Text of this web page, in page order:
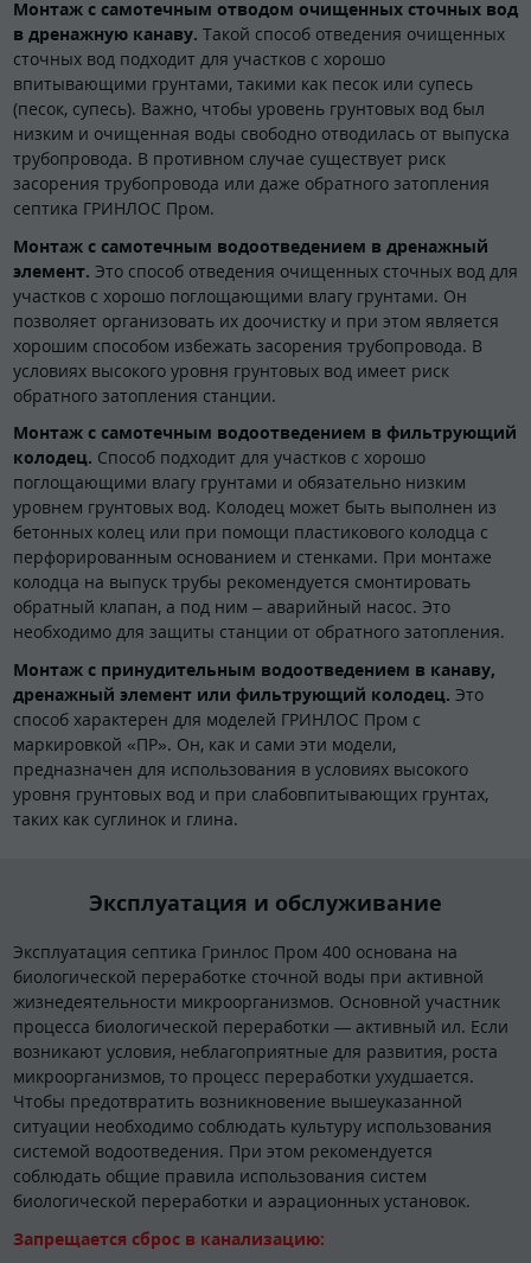
Монтаж с самотечным отводом очищенных сточных вод
в дренажную канаву. Такой способ отведения очищенных
сточных вод подходит для участков с хорошо
впитывающими грунтами, такими как песок или супесь
(песок, супесь). Важно, чтобы уровень грунтовых вод был
низким и очищенная воды свободно отводилась от выпуска
трубопровода. В противном случае существует риск
засорения трубопровода или даже обратного затопления
септика ГРИНЛОС Пром.
Монтаж с самотечным водоотведением в дренажный
элемент. Это способ отведения очищенных сточных вод для
участков с хорошо поглощающими влагу грунтами. Он
позволяет организовать их доочистку и при этом является
хорошим способом избежать засорения трубопровода. В
условиях высокого уровня грунтовых вод имеет риск
обратного затопления станции.
Монтаж с самотечным водоотведением в фильтрующий
колодец. Способ подходит для участков с хорошо
поглощающими влагу грунтами и обязательно низким
уровнем грунтовых вод. Колодец может быть выполнен из
бетонных колец или при помощи пластикового колодца с
перфорированным основанием и стенками. При монтаже
колодца на выпуск трубы рекомендуется смонтировать
обратный клапан, а под ним – аварийный насос. Это
необходимо для защиты станции от обратного затопления.
Монтаж с принудительным водоотведением в канаву,
дренажный элемент или фильтрующий колодец. Это
способ характерен для моделей ГРИНЛОС Пром с
маркировкой «ПР». Он, как и сами эти модели,
предназначен для использования в условиях высокого
уровня грунтовых вод и при слабовпитывающих грунтах,
таких как суглинок и глина.
Эксплуатация и обслуживание
Эксплуатация септика Гринлос Пром 400 основана на
биологической переработке сточной воды при активной
жизнедеятельности микроорганизмов. Основной участник
процесса биологической переработки — активный ил. Если
возникают условия, неблагоприятные для развития, роста
микроорганизмов, то процесс переработки ухудшается.
Чтобы предотвратить возникновение вышеуказанной
ситуации необходимо соблюдать культуру использования
системой водоотведения. При этом рекомендуется
соблюдать общие правила использования систем
биологической переработки и аэрационных установок.
Запрещается сброс в канализацию: